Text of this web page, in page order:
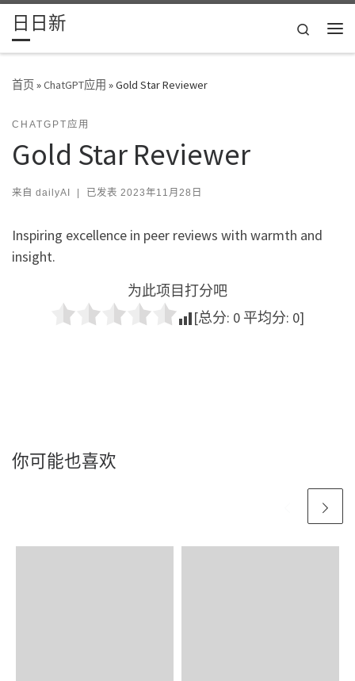
Skip to content
日日新
Search
首页»ChatGPT应用 »Gold Star Reviewer
CHATGPT应用
Gold Star Reviewer
来自 dailyAI | 已发表 2023年11月28日
Inspiring excellence in peer reviews with warmth and
insight.
为此项目打分吧
[总分: 0 平均分: 0]
你可能也喜欢